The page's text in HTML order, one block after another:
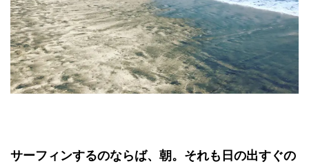
サーフィンするのならば、朝。それも日の出すぐの